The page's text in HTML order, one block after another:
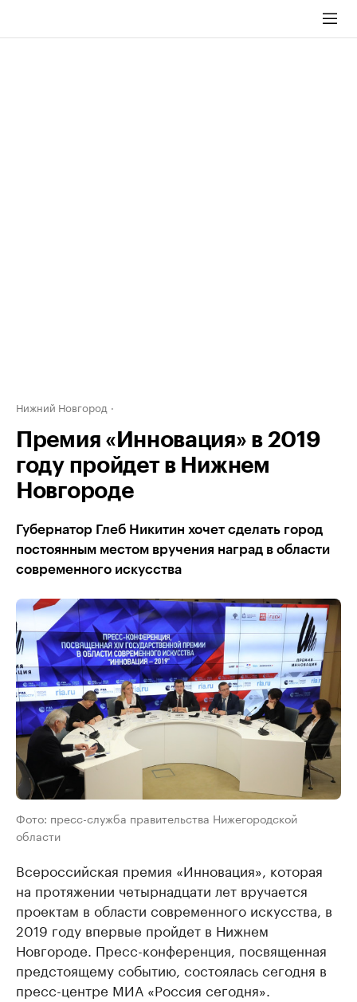
Нижний Новгород
Премия «Инновация» в 2019
году пройдет в Нижнем
Новгороде
Губернатор Глеб Никитин хочет сделать город
постоянным местом вручения наград в области
современного искусства
Фото: пресс-служба правительства Нижегородской
области
Всероссийская премия «Инновация», которая
на протяжении четырнадцати лет вручается
проектам в области современного искусства, в
2019 году впервые пройдет в Нижнем
Новгороде. Пресс-конференция, посвященная
предстоящему событию, состоялась сегодня в
пресс-центре МИА «Россия сегодня».